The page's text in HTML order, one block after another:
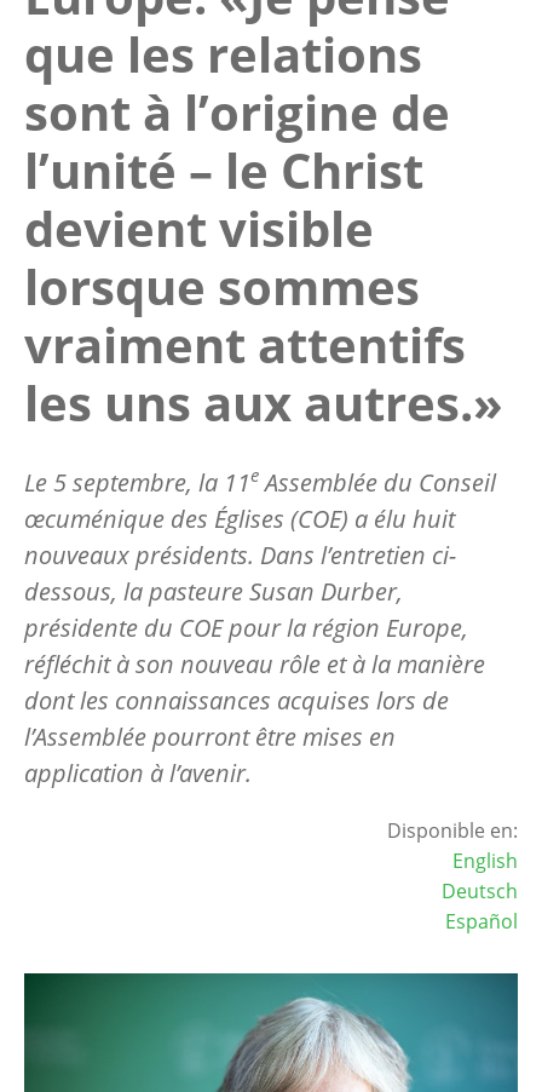
que les relations
sont à l’origine de
l’unité – le Christ
devient visible
lorsque sommes
vraiment attentifs
les uns aux autres.»
Le 5 septembre, la 11e Assemblée du Conseil
œcuménique des Églises (COE) a élu huit
nouveaux présidents. Dans l’entretien ci-
dessous, la pasteure Susan Durber,
présidente du COE pour la région Europe,
réfléchit à son nouveau rôle et à la manière
dont les connaissances acquises lors de
l’Assemblée pourront être mises en
application à l’avenir.
Disponible en:
English
Deutsch
Español